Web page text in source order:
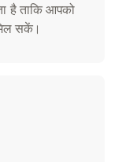
है ताकि आपको
सकें।